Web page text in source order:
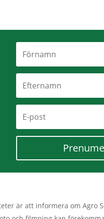
är att informera om Agro